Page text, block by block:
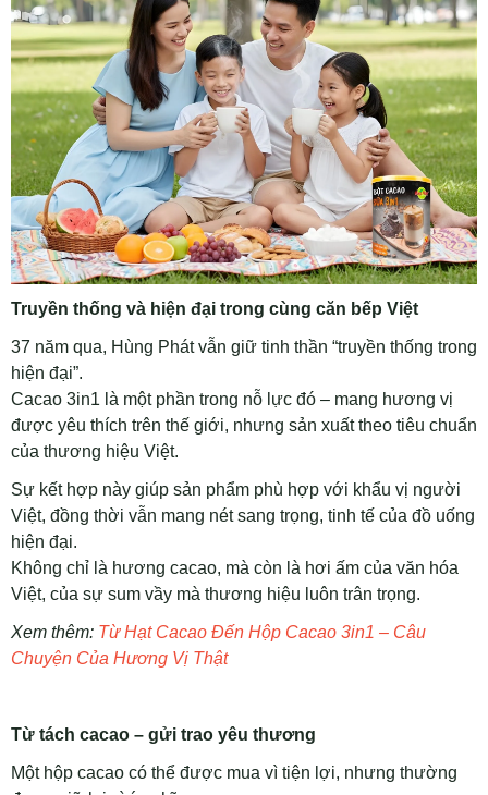
Truyền thống và hiện đại trong cùng căn bếp Việt
37 năm qua, Hùng Phát vẫn giữ tinh thần “truyền thống trong
hiện đại”.
Cacao 3in1 là một phần trong nỗ lực đó – mang hương vị
được yêu thích trên thế giới, nhưng sản xuất theo tiêu chuẩn
của thương hiệu Việt.
Sự kết hợp này giúp sản phẩm phù hợp với khẩu vị người
Việt, đồng thời vẫn mang nét sang trọng, tinh tế của đồ uống
hiện đại.
Không chỉ là hương cacao, mà còn là hơi ấm của văn hóa
Việt, của sự sum vầy mà thương hiệu luôn trân trọng.
Xem thêm: Từ Hạt Cacao Đến Hộp Cacao 3in1 – Câu
Chuyện Của Hương Vị Thật
Từ tách cacao – gửi trao yêu thương
Một hộp cacao có thể được mua vì tiện lợi, nhưng thường